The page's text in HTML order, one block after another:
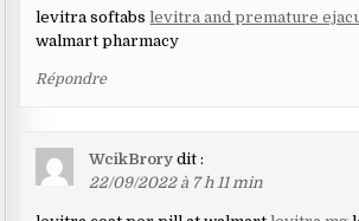
levitra softabslevitra and premature
walmart pharmacy
Répondre
WcikBrory dit :
22/09/2022 à 7 h 11 min